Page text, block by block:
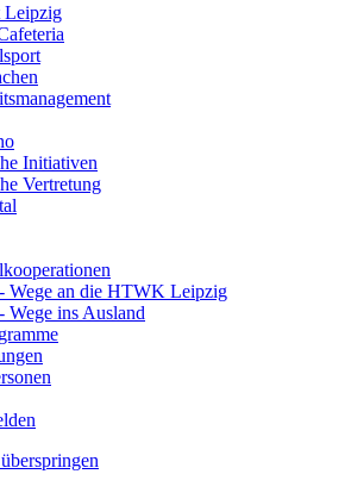
Leipzig
Initiativen
Vertretung
Wege an die HTWK Leipzig
Wege ins Ausland